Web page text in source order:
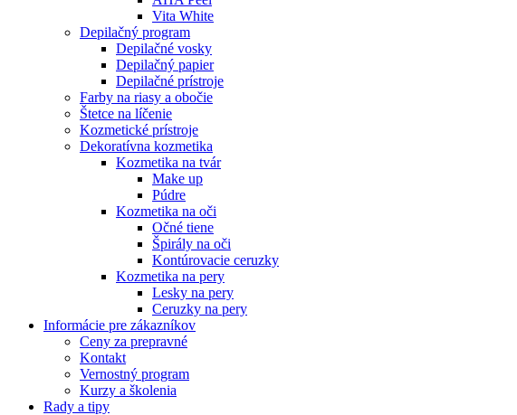
Vita White
Depilačný program
Depilačné vosky
Depilačný papier
Depilačné prístroje
Farby na riasy a obočie
Štetce na líčenie
Kozmetické prístroje
Dekoratívna kozmetika
Kozmetika na tvár
Make up
Púdre
Kozmetika na oči
Očné tiene
Špirály na oči
Kontúrovacie ceruzky
Kozmetika na pery
Lesky na pery
Ceruzky na pery
Informácie pre zákazníkov
Ceny za prepravné
Kontakt
Vernostný program
Kurzy a školenia
Rady a tipy